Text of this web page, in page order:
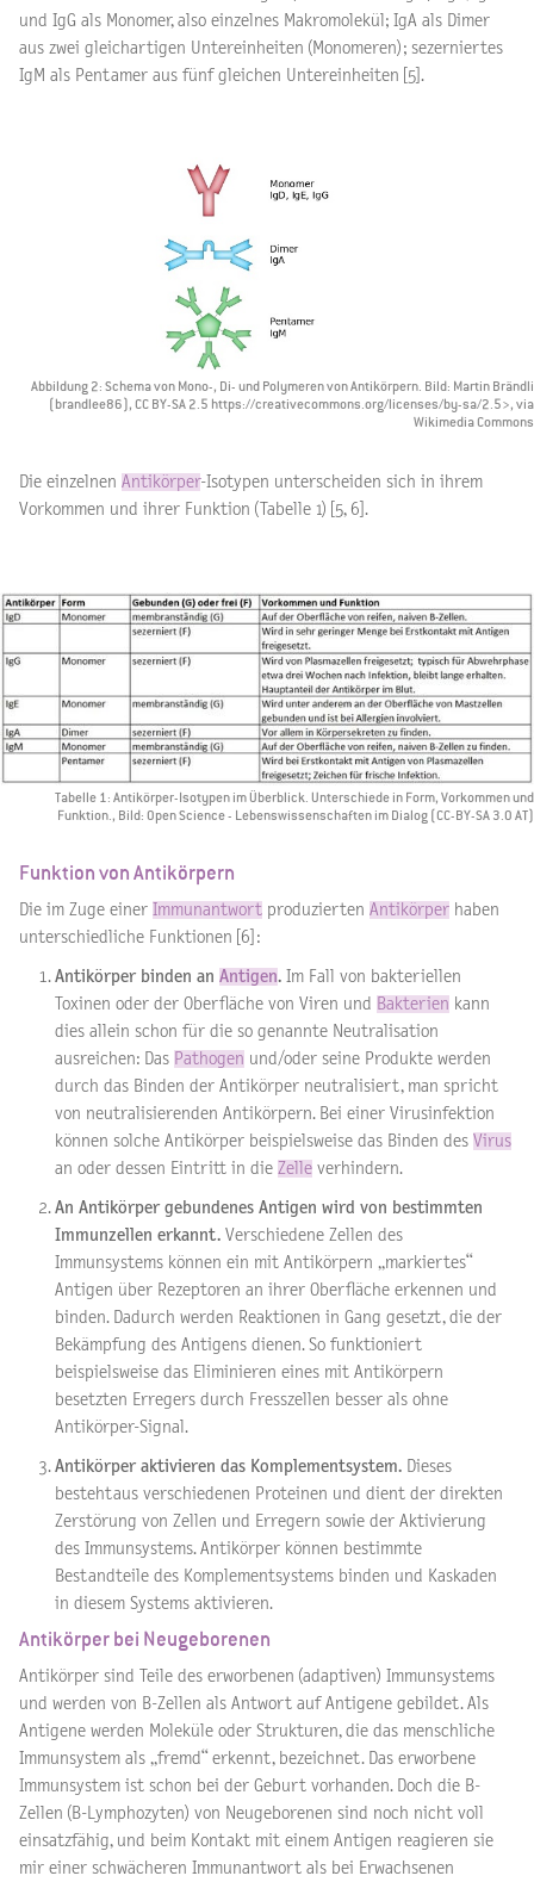
und IgG als Monomer, also einzelnes Makromolekül; IgA als Dimer
aus zwei gleichartigen Untereinheiten (Monomeren); sezerniertes
IgM als Pentamer aus fünf gleichen Untereinheiten [5].
Abbildung 2: Schema von Mono-, Di- und Polymeren von Antikörpern. Bild: Martin Brändli
(brandlee86), CC BY-SA 2.5 https://creativecommons.org/licenses/by-sa/2.5>, via
Wikimedia Commons
Die einzelnen Antikörper-Isotypen unterscheiden sich in ihrem
Vorkommen und ihrer Funktion (Tabelle 1) [5, 6].
Tabelle 1: Antikörper-Isotypen im Überblick. Unterschiede in Form, Vorkommen und
Funktion., Bild: Open Science - Lebenswissenschaften im Dialog (CC-BY-SA 3.0 AT)
Funktion von Antikörpern
Die im Zuge einer Immunantwort produzierten Antikörper haben
unterschiedliche Funktionen [6]:
Antikörper binden an Antigen. Im Fall von bakteriellen
Toxinen oder der Oberfläche von Viren und Bakterien kann
dies allein schon für die so genannte Neutralisation
ausreichen: Das Pathogen und/oder seine Produkte werden
durch das Binden der Antikörper neutralisiert, man spricht
von neutralisierenden Antikörpern. Bei einer Virusinfektion
können solche Antikörper beispielsweise das Binden des Virus
an oder dessen Eintritt in die Zelle verhindern.
An Antikörper gebundenes Antigen wird von bestimmten
Immunzellen erkannt. Verschiedene Zellen des
Immunsystems können ein mit Antikörpern „markiertes“
Antigen über Rezeptoren an ihrer Oberfläche erkennen und
binden. Dadurch werden Reaktionen in Gang gesetzt, die der
Bekämpfung des Antigens dienen. So funktioniert
beispielsweise das Eliminieren eines mit Antikörpern
besetzten Erregers durch Fresszellen besser als ohne
Antikörper-Signal.
Antikörper aktivieren das Komplementsystem. Dieses
bestehtaus verschiedenen Proteinen und dient der direkten
Zerstörung von Zellen und Erregern sowie der Aktivierung
des Immunsystems. Antikörper können bestimmte
Bestandteile des Komplementsystems binden und Kaskaden
in diesem Systems aktivieren.
Antikörper bei Neugeborenen
Antikörper sind Teile des erworbenen (adaptiven) Immunsystems
und werden von B-Zellen als Antwort auf Antigene gebildet. Als
Antigene werden Moleküle oder Strukturen, die das menschliche
Immunsystem als „fremd“ erkennt, bezeichnet. Das erworbene
Immunsystem ist schon bei der Geburt vorhanden. Doch die B-
Zellen (B-Lymphozyten) von Neugeborenen sind noch nicht voll
einsatzfähig, und beim Kontakt mit einem Antigen reagieren sie
mir einer schwächeren Immunantwort als bei Erwachsenen